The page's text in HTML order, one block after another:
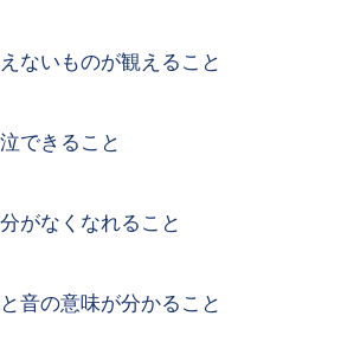
ないものが観えること
できること
がなくなれること
音の意味が分かること